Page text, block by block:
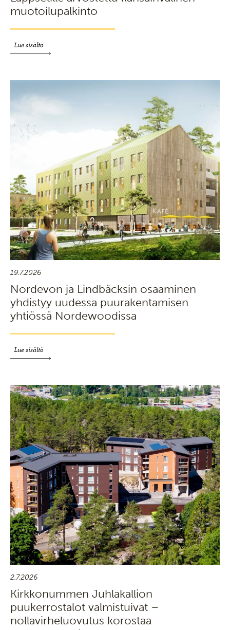
muotoilupalkinto
Lue sisältö
19.7.2026
Nordevon ja Lindbäcksin osaaminen
yhdistyy uudessa puurakentamisen
yhtiössä Nordewoodissa
Lue sisältö
2.7.2026
Kirkkonummen Juhlakallion
puukerrostalot valmistuivat –
nollavirheluovutus korostaa